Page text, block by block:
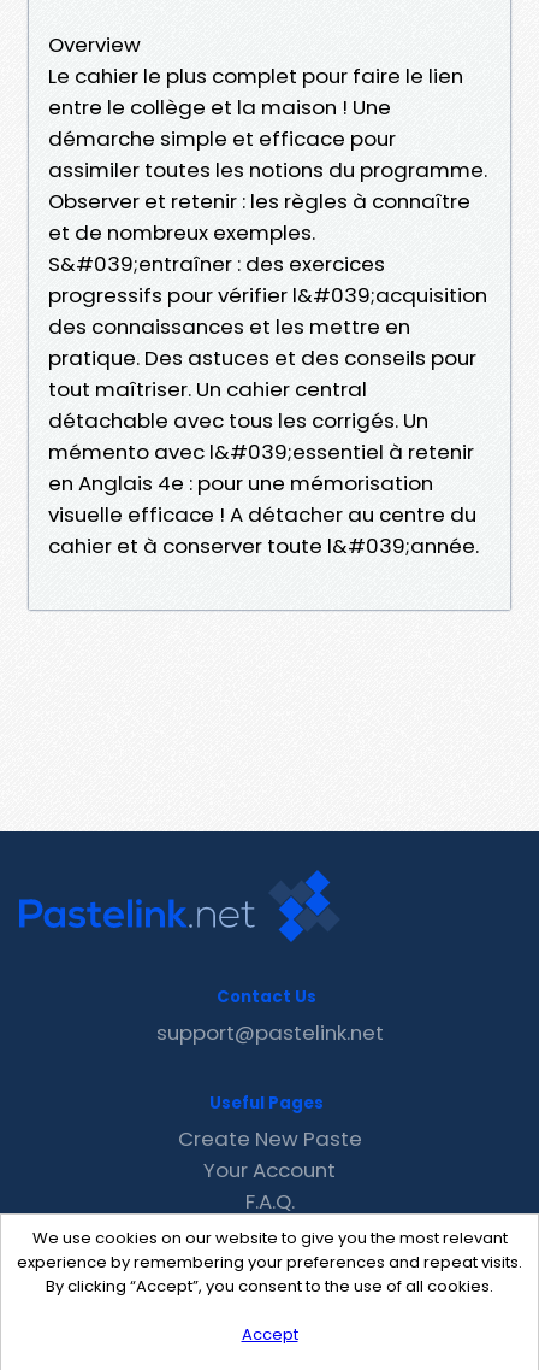
Overview
Le cahier le plus complet pour faire le lien
entre le collège et la maison ! Une
démarche simple et efficace pour
assimiler toutes les notions du programme.
Observer et retenir : les règles à connaître
et de nombreux exemples.
S&#039;entraîner : des exercices
progressifs pour vérifier l&#039;acquisition
des connaissances et les mettre en
pratique. Des astuces et des conseils pour
tout maîtriser. Un cahier central
détachable avec tous les corrigés. Un
mémento avec l&#039;essentiel à retenir
en Anglais 4e : pour une mémorisation
visuelle efficace ! A détacher au centre du
cahier et à conserver toute l&#039;année.
We use cookies on our website to give you the most relevant
experience by remembering your preferences and repeat visits.
By clicking “Accept”, you consent to the use of all cookies.
Accept
Contact Us
support@pastelink.net
Useful Pages
Create New Paste
Your Account
F.A.Q.
Recent
Contact